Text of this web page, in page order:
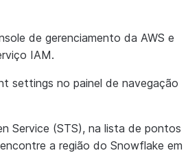
de gerenciamento da AWS e
IAM.
settings no painel de navegação
Service (STS), na lista de pontos
a região do Snowflake em